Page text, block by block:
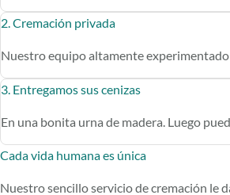
2. Cremación privada
Nuestro equipo altamente
3. Entregamos sus cenizas
En una bonita urna de madera. Luego
Cada vida humana es única
Nuestro sencillo servicio de cremación le